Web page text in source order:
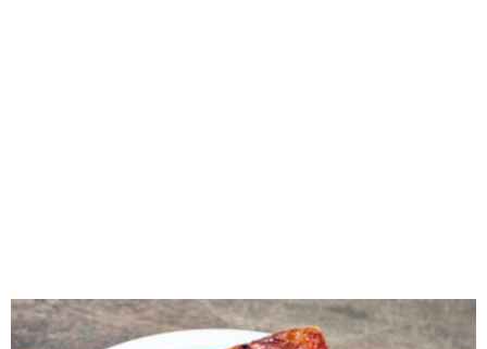
RECOMENDADOS